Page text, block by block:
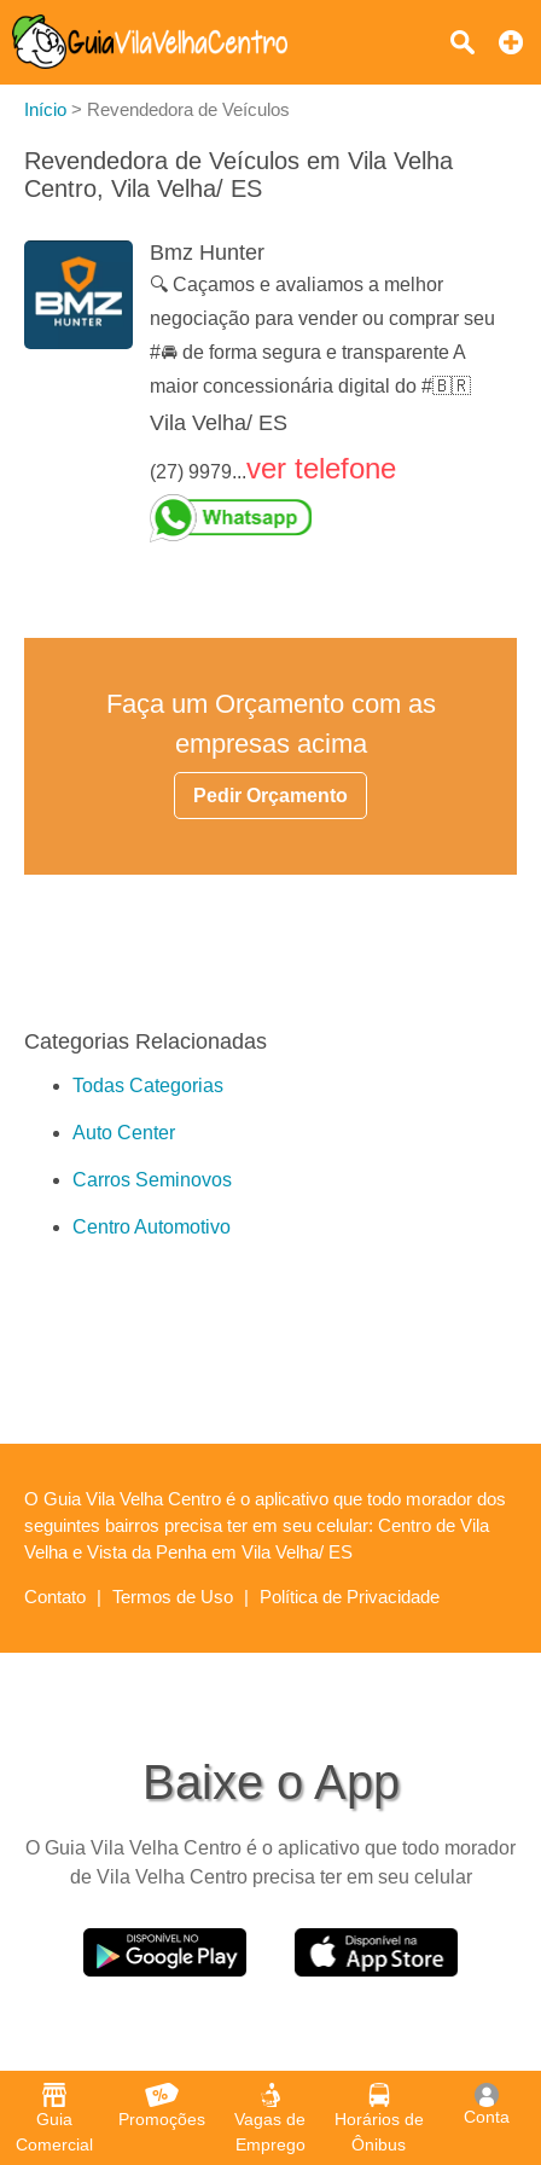
Guia
Comercial
Promoções
Vagas de
Emprego
Horários de
Ônibus
Conta
Início > Revendedora de Veículos
Revendedora de Veículos em Vila Velha
Centro, Vila Velha/ ES
Bmz Hunter
🔍 Caçamos e avaliamos a melhor
negociação para vender ou comprar seu
#🚘 de forma segura e transparente A
maior concessionária digital do #🇧🇷
Vila Velha/ ES
(27) 9979...ver telefone
Faça um Orçamento com as
empresas acima
Pedir Orçamento
Categorias Relacionadas
Todas Categorias
Auto Center
Carros Seminovos
Centro Automotivo
O Guia Vila Velha Centro é o aplicativo que todo morador dos
seguintes bairros precisa ter em seu celular: Centro de Vila
Velha e Vista da Penha em Vila Velha/ ES
Contato | Termos de Uso | Política de Privacidade
Baixe o App
O Guia Vila Velha Centro é o aplicativo que todo morador
de Vila Velha Centro precisa ter em seu celular